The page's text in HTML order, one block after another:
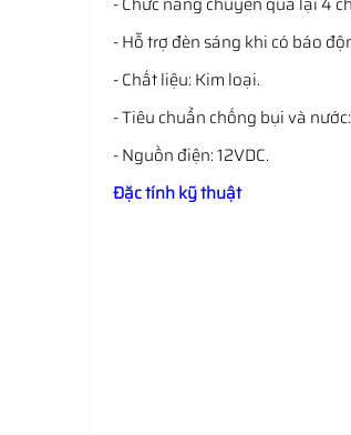
- Hỗ trợ đèn sáng khi có báo
- Chất liệu: Kim loại.
- Tiêu chuẩn chống bụi và
- Nguồn điện: 12VDC.
Đặc tính kỹ thuật